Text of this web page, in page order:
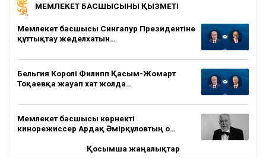
МЕМЛЕКЕТ БАСШЫСЫНЫҢ ҚЫЗМЕТІ
Мемлекет басшысы Сингапур Президентіне
құттықтау жеделхатын…
Бельгия Королі Филипп Қасым-Жомарт
Тоқаевқа жауап хат жолда…
Мемлекет басшысы көрнекті
кинорежиссер Ардақ Әмірқұловтың о…
Қосымша жаңалықтар